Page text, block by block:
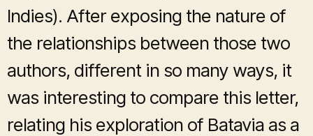
Indies). After exposing the nature of
the relationships between those two
authors, different in so many ways, it
was interesting to compare this letter,
relating his exploration of Batavia as a